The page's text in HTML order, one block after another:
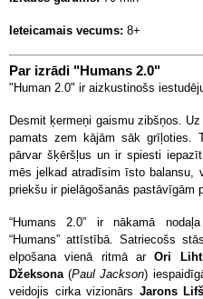
Ieteicamais vecums: 8+
Par izrādi "Humans 2.0"
"Human 2.0" ir aizkustinošs
Desmit ķermeņi gaismu zibšņos.
pamats zem kājām sāk grīļoties.
pārvar šķēršļus un ir spiesti
mēs jelkad atradīsim īsto balansu,
priekšu ir pielāgošanās pastāvīgām
“Humans 2.0” ir nākamā
“Humans” attīstībā. Satriecošs
elpošana vienā ritmā arOri
Džeksona(Paul Jackson)
veidojis cirka vizionārs Jarons